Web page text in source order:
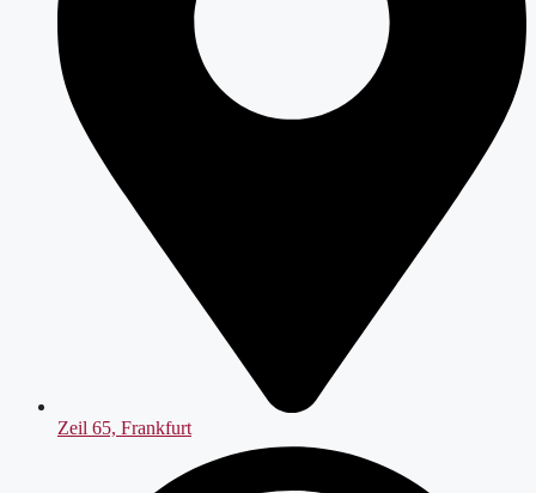
Zeil 65, Frankfurt